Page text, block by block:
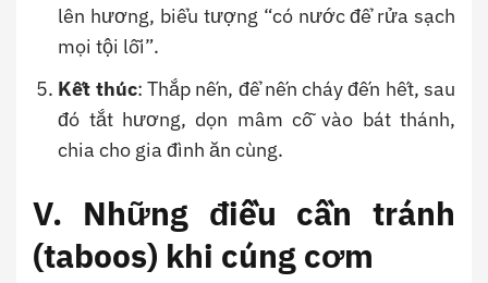
lên hương, biểu tượng “có nước để rửa sạch
mọi tội lỗi”.
Kết thúc: Thắp nến, để nến cháy đến hết, sau
đó tắt hương, dọn mâm cỗ vào bát thánh,
chia cho gia đình ăn cùng.
V. Những điều cần tránh
(taboos) khi cúng cơm